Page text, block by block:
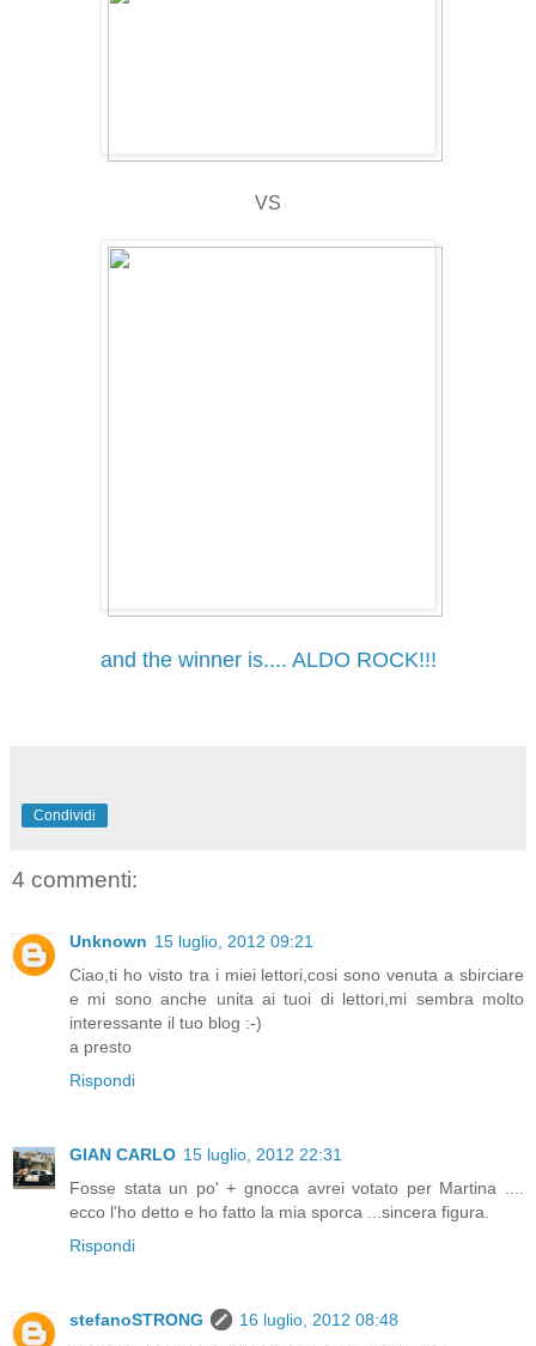
VS
and the winner is.... ALDO ROCK!!!
Condividi
4 commenti:
Unknown 15 luglio, 2012 09:21
Ciao,ti ho visto tra i miei lettori,cosi sono venuta a sbirciare
e mi sono anche unita ai tuoi di lettori,mi sembra molto
interessante il tuo blog :-)
a presto
Rispondi
GIAN CARLO 15 luglio, 2012 22:31
Fosse stata un po' + gnocca avrei votato per Martina ....
ecco l'ho detto e ho fatto la mia sporca ...sincera figura.
Rispondi
stefanoSTRONG
16 luglio, 2012 08:48